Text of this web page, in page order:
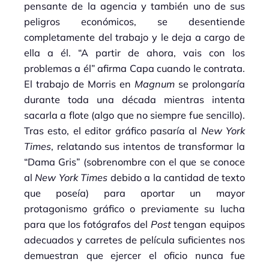
pensante de la agencia y también uno de sus
peligros económicos, se desentiende
completamente del trabajo y le deja a cargo de
ella a él. “A partir de ahora, vais con los
problemas a él” afirma Capa cuando le contrata.
El trabajo de Morris en Magnum se prolongaría
durante toda una década mientras intenta
sacarla a flote (algo que no siempre fue sencillo).
Tras esto, el editor gráfico pasaría al New York
Times, relatando sus intentos de transformar la
“Dama Gris” (sobrenombre con el que se conoce
al New York Times debido a la cantidad de texto
que poseía) para aportar un mayor
protagonismo gráfico o previamente su lucha
para que los fotógrafos del Posttengan equipos
adecuados y carretes de película suficientes nos
demuestran que ejercer el oficio nunca fue